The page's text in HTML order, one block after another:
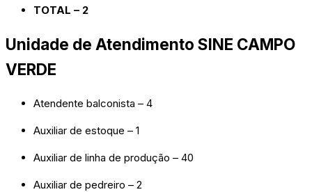
TOTAL – 2
Unidade de Atendimento SINE CAMPO
VERDE
Atendente balconista – 4
Auxiliar de estoque – 1
Auxiliar de linha de produção – 40
Auxiliar de pedreiro – 2